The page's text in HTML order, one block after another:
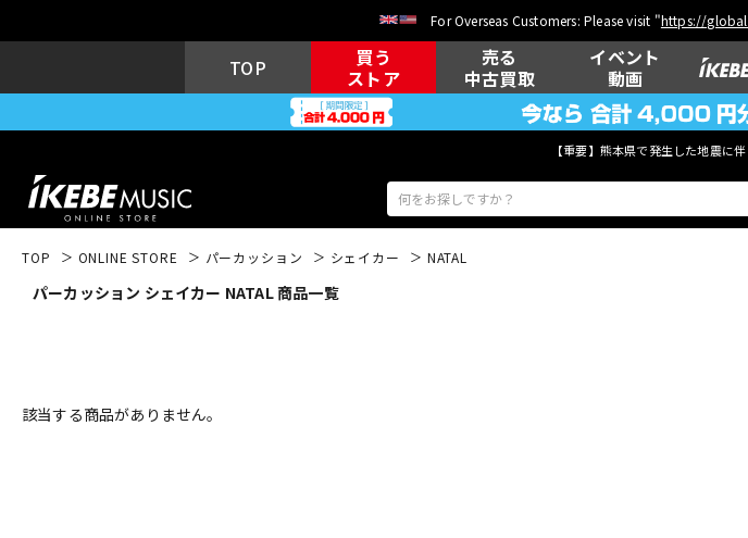
For Overseas Customers: Please visit "https://
TOP
買う
ストア
売る
中古買取
イベント
動画
【重要】熊本県で発生した地震に
キーボード
TOP ONLINE STORE パーカッション シェイカー NATAL
パーカッション シェイカー NATAL 商品一覧
該当する商品がありません。